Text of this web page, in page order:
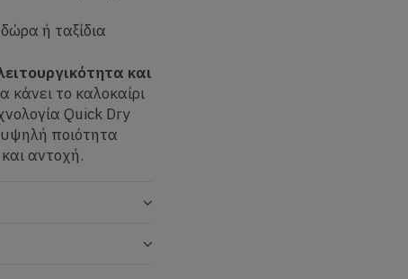
ή ταξίδια
και
κάνει το καλοκαίρι
Quick Dry
ποιότητα
αντοχή.